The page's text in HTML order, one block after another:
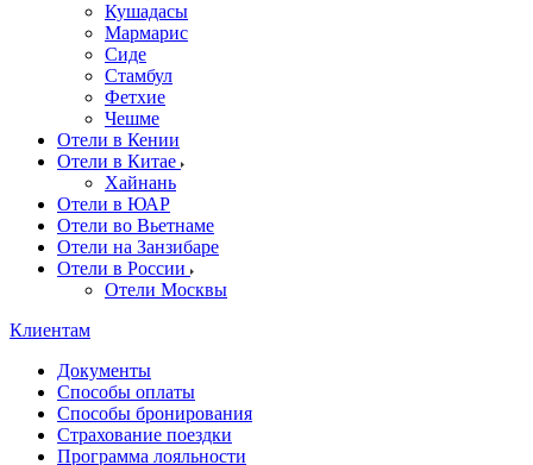
Кушадасы
Мармарис
Сиде
Стамбул
Фетхие
Чешме
Отели в Кении
Отели в Китае
Хайнань
Отели в ЮАР
Отели во Вьетнаме
Отели на Занзибаре
Отели в России
Отели Москвы
Клиентам
Документы
Способы оплаты
Способы бронирования
Страхование поездки
Программа лояльности